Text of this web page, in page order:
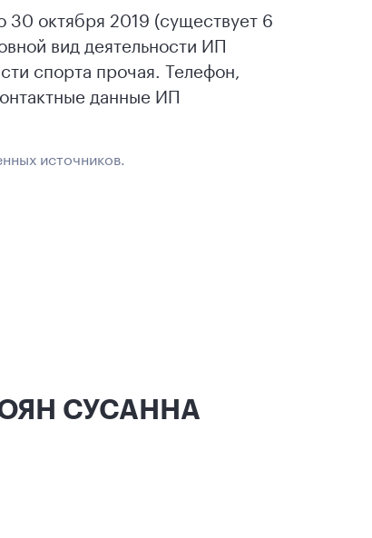
октября 2019 (существует 6
вид деятельности ИП
спорта прочая. Телефон,
данные ИП
источников.
СУСАННА